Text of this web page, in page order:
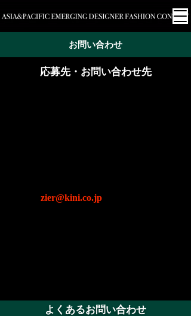
お問い合わせ
応募先・お問い合わせ先
zier@kini.co.jp
よくあるお問い合わせ